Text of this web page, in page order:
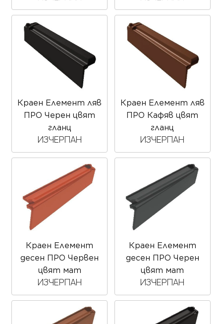
Краен Елемент ляв
ПРО Черен цвят
гланц
ИЗЧЕРПАН
Краен Елемент ляв
ПРО Кафяв цвят
гланц
ИЗЧЕРПАН
Краен Елемент
десен ПРО Червен
цвят мат
ИЗЧЕРПАН
Краен Елемент
десен ПРО Черен
цвят мат
ИЗЧЕРПАН